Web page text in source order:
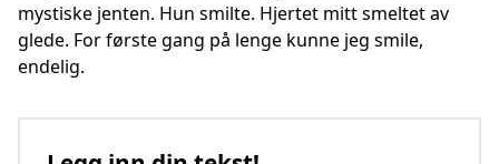
mystiske jenten. Hun smilte. Hjertet mitt smeltet av
glede. For første gang på lenge kunne jeg smile,
endelig.